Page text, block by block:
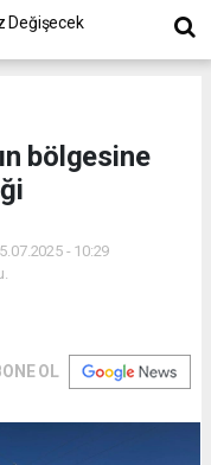
bölgesine
- 10:29
OL